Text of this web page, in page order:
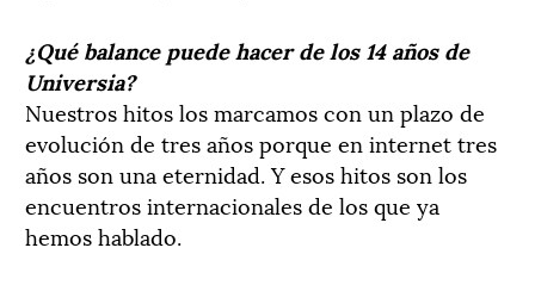
¿Qué balance puede hacer de los 14 años de
Universia?
Nuestros hitos los marcamos con un plazo de
evolución de tres años porque en internet tres
años son una eternidad. Y esos hitos son los
encuentros internacionales de los que ya
hemos hablado.